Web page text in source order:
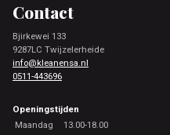
Contact
Bjirkewei 133
9287LC Twijzelerheide
info@kleanensa.nl
0511-443696
Openingstijden
Maandag
13.00-18.00